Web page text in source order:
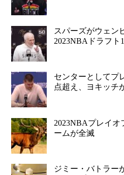
スパーズがウェン
2023NBAドラフト
センターとしてプ
点超え、ヨキッチ
2023NBAプレイオ
ームが全滅
ジミー・バトラー